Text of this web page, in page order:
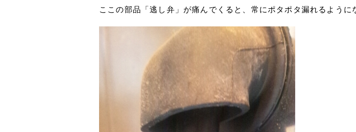
ここの部品「逃し弁」が痛んでくると、常にポタポタ漏れるように